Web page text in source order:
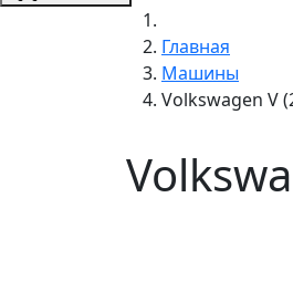
Главная
Машины
Volkswagen V